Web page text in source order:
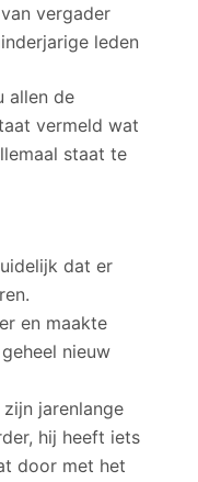
vergader
leden
allen de
vermeld wat
staat te
dat er
en maakte
nieuw
jarenlange
hij heeft iets
door met het